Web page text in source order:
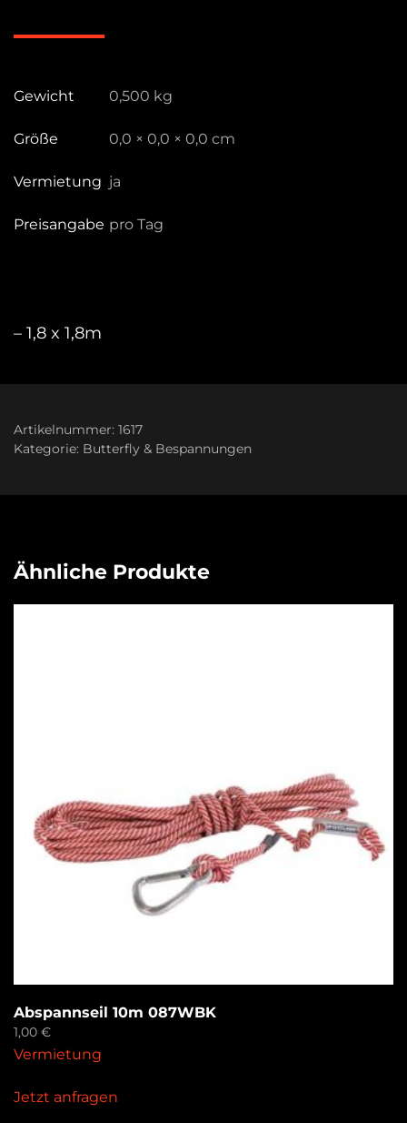
Silk
Menge
Gewicht 0,500 kg
Größe 0,0 × 0,0 × 0,0 cm
Vermietung ja
Preisangabe pro Tag
– 1,8 x 1,8m
Artikelnummer: 1617
Kategorie: Butterfly & Bespannungen
Ähnliche Produkte
Abspannseil 10m 087WBK
1,00 €
Vermietung
Jetzt anfragen